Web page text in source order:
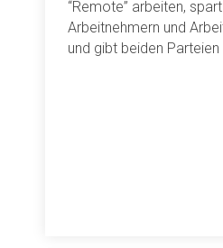
“Remote” arbeiten,
Arbeitnehmern und
und gibt beiden